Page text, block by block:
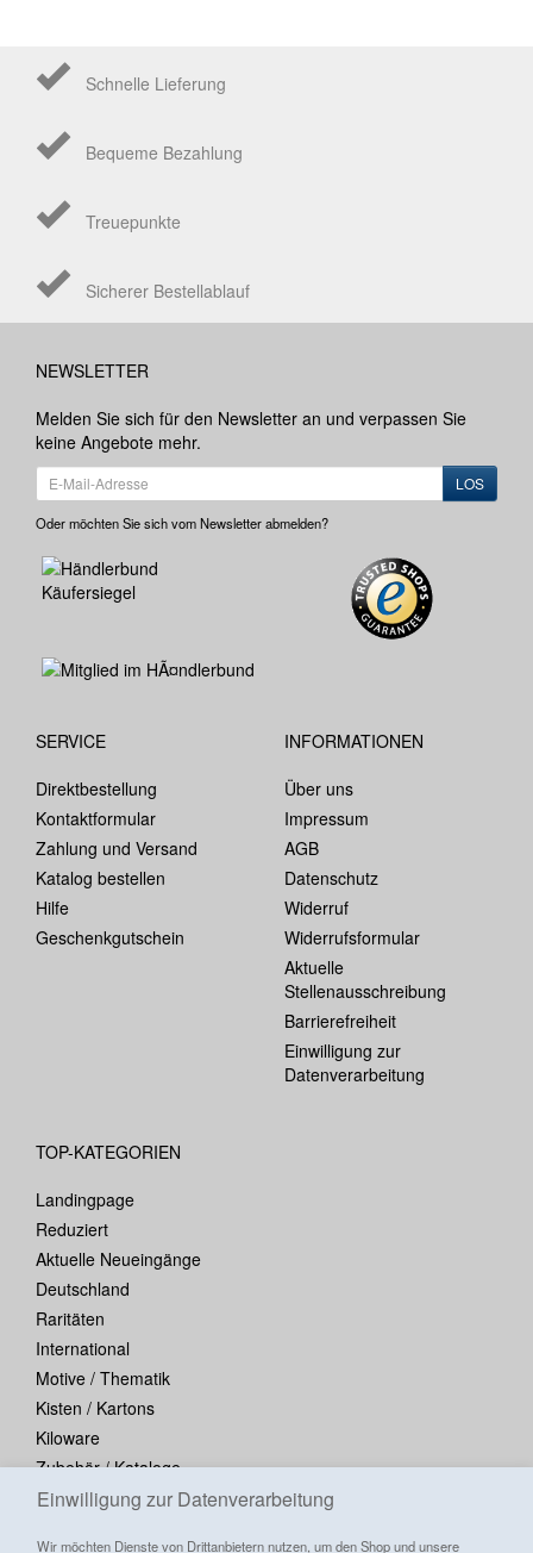
Einwilligung zur Datenverarbeitung
Wir möchten Dienste von Drittanbietern nutzen, um den Shop und unsere
Schnelle Lieferung
Bequeme Bezahlung
Treuepunkte
Sicherer Bestellablauf
NEWSLETTER
Melden Sie sich für den Newsletter an und verpassen Sie
keine Angebote mehr.
LOS
Oder möchten Sie sich vom Newsletter abmelden?
SERVICE
Direktbestellung
Kontaktformular
Zahlung und Versand
Katalog bestellen
Hilfe
Geschenkgutschein
INFORMATIONEN
Über uns
Impressum
AGB
Datenschutz
Widerruf
Widerrufsformular
Aktuelle
Stellenausschreibung
Barrierefreiheit
Einwilligung zur
Datenverarbeitung
TOP-KATEGORIEN
Landingpage
Reduziert
Aktuelle Neueingänge
Deutschland
Raritäten
International
Motive / Thematik
Kisten / Kartons
Kiloware
Zubehör / Kataloge
Blocks / Kleinbogen